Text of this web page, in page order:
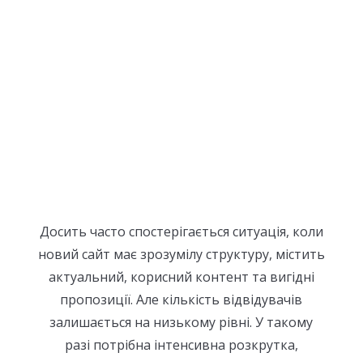
Досить часто спостерігається ситуація, коли
новий сайт має зрозумілу структуру, містить
актуальний, корисний контент та вигідні
пропозиції. Але кількість відвідувачів
залишається на низькому рівні. У такому
разі потрібна інтенсивна розкрутка,